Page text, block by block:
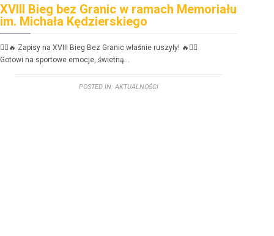
XVIII Bieg bez Granic w ramach Memoriału
im. Michała Kędzierskiego
🏃‍♂️🔥 Zapisy na XVIII Bieg Bez Granic właśnie ruszyły! 🔥🏃‍♀️
Gotowi na sportowe emoc­je, świetną…
POSTED IN: AKTUALNOŚCI